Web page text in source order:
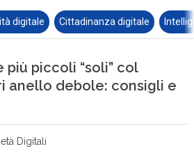
digitale Cittadinanza digitale
più piccoli “soli” col
anello debole: consigli e
Digitali